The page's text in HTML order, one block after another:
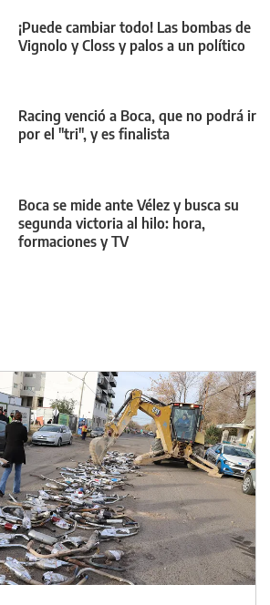
¡Puede cambiar todo! Las bombas de
Vignolo y Closs y palos a un político
Racing venció a Boca, que no podrá ir
por el "tri", y es finalista
Boca se mide ante Vélez y busca su
segunda victoria al hilo: hora,
formaciones y TV